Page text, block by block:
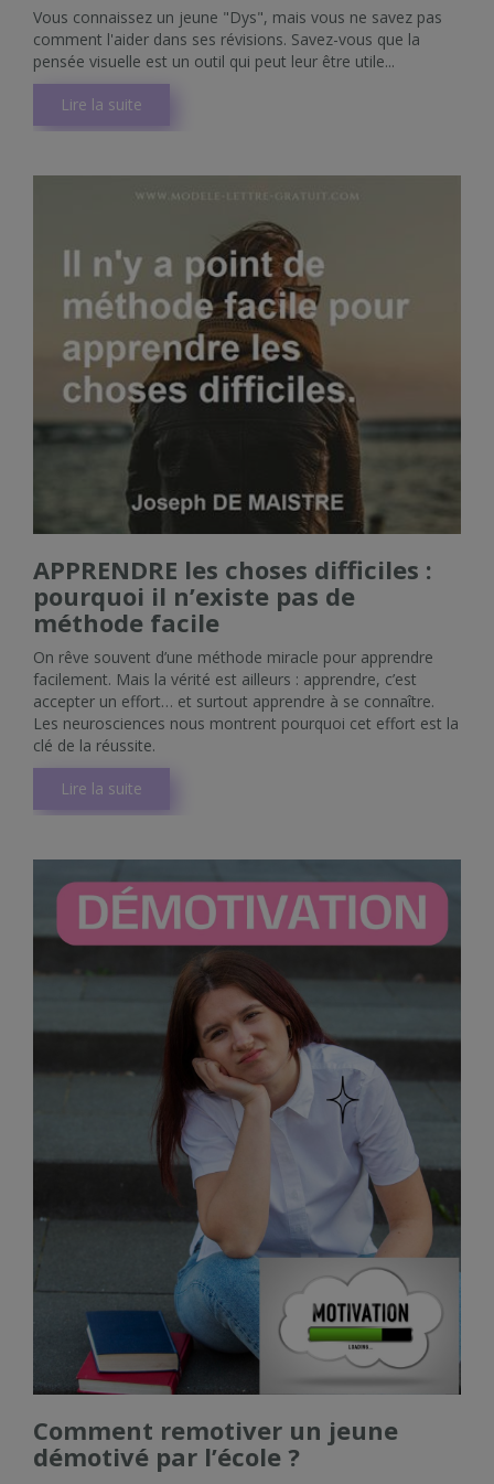
Vous connaissez un jeune "Dys", mais vous ne savez pas
comment l'aider dans ses révisions. Savez-vous que la
pensée visuelle est un outil qui peut leur être utile...
Lire la suite
APPRENDRE les choses difficiles :
pourquoi il n’existe pas de
méthode facile
On rêve souvent d’une méthode miracle pour apprendre
facilement. Mais la vérité est ailleurs : apprendre, c’est
accepter un effort… et surtout apprendre à se connaître.
Les neurosciences nous montrent pourquoi cet effort est la
clé de la réussite.
Lire la suite
Comment remotiver un jeune
démotivé par l’école ?